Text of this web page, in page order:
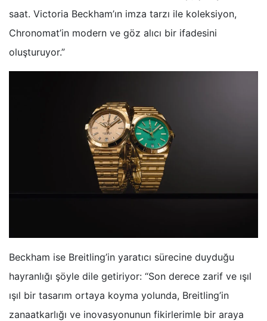
saat. Victoria Beckham’ın imza tarzı ile koleksiyon,
Chronomat’in modern ve göz alıcı bir ifadesini
oluşturuyor.”
Beckham ise Breitling’in yaratıcı sürecine duyduğu
hayranlığı şöyle dile getiriyor: “Son derece zarif ve ışıl
ışıl bir tasarım ortaya koyma yolunda, Breitling’in
zanaatkarlığı ve inovasyonunun fikirlerimle bir araya